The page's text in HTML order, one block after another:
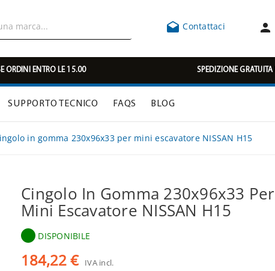
 Contattaci 
ORDINI ENTRO LE 15.00 SPEDIZIONE
SUPPORTO TECNICO FAQS BLOG
in gomma 230x96x33 per mini escavatore NISSAN H15
Cingolo In Gomma 230x96x33 Per
Mini Escavatore NISSAN H15
DISPONIBILE
184,22 € IVA incl.